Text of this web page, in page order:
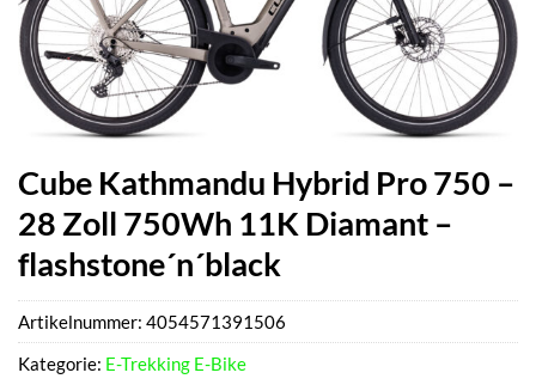
Cube Kathmandu Hybrid Pro 750 –
28 Zoll 750Wh 11K Diamant –
flashstone´n´black
Artikelnummer: 4054571391506
Kategorie: E-Trekking E-Bike